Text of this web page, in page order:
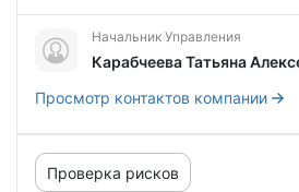
Начальник Управления
Карабчеева Татьяна
Просмотр контактов компании
Проверка рисков